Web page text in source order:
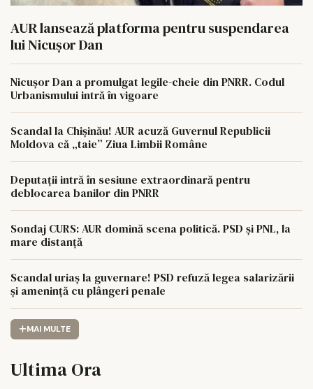
AUR lansează platforma pentru suspendarea
lui Nicușor Dan
Nicușor Dan a promulgat legile-cheie din PNRR. Codul
Urbanismului intră în vigoare
Scandal la Chișinău! AUR acuză Guvernul Republicii
Moldova că „taie” Ziua Limbii Române
Deputații intră în sesiune extraordinară pentru
deblocarea banilor din PNRR
Sondaj CURS: AUR domină scena politică. PSD și PNL, la
mare distanță
Scandal uriaș la guvernare! PSD refuză legea salarizării
și amenință cu plângeri penale
MAI MULTE
Ultima Ora